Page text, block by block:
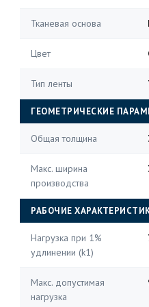
Тканевая основа
Цвет
Тип ленты
ГЕОМЕТРИЧЕСКИЕ
Общая толщина
Макс. ширина
производства
РАБОЧИЕ
Нагрузка при 1%
удлинении (k1)
Макс. допустимая
нагрузка